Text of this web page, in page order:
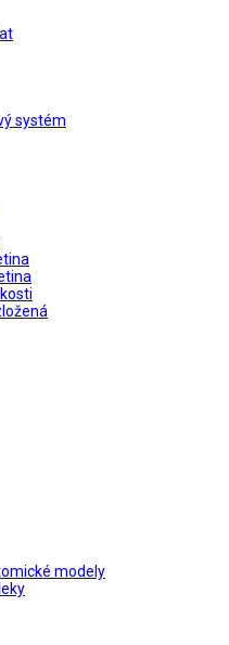
systém
modely